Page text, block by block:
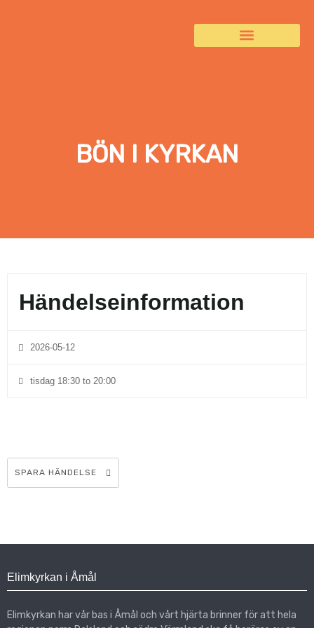
BÖN I KYRKAN
Händelseinformation
2026-05-12
tisdag 18:30 to 20:00
SPARA HÄNDELSE
Elimkyrkan i Åmål
Elimkyrkan har vår bas i Åmål och vårt hjärta brinner för att hela